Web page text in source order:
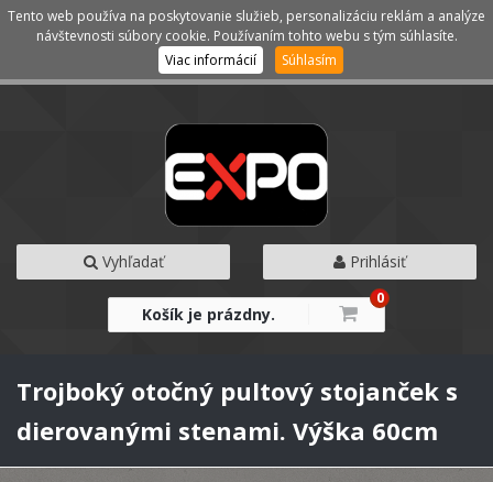
Kategórie Menu
Vyhľadať Prihlásiť
Košík je prázdny.
0
Trojboký otočný pultový stojanček s
dierovanými stenami. Výška 60cm
Tento web používa na poskytovanie služieb, personalizáciu reklám a analýze
návštevnosti súbory cookie. Používaním tohto webu s tým súhlasíte.
Viac informácií
Súhlasím